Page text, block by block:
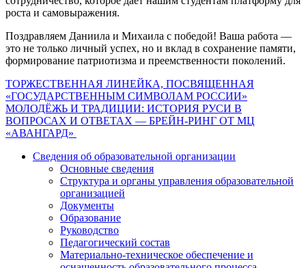
роста и самовыражения.
Поздравляем Даниила и Михаила с победой! Ваша работа —
это не только личный успех, но и вклад в сохранение памяти,
формирование патриотизма и преемственности поколений.
Навигация
по
записям
ТОРЖЕСТВЕННАЯ ЛИНЕЙКА, ПОСВЯЩЕННАЯ
«ГОСУДАРСТВЕННЫМ СИМВОЛАМ РОССИИ»
МОЛОДЁЖЬ И ТРАДИЦИИ: ИСТОРИЯ РУСИ В
ВОПРОСАХ И ОТВЕТАХ — БРЕЙН‑РИНГ ОТ МЦ
«АВАНГАРД»
Сведения об образовательной организации
Основные сведения
Структура и органы управления образовательной
организацией
Документы
Образование
Руководство
Педагогический состав
Материально-техническое обеспечение и